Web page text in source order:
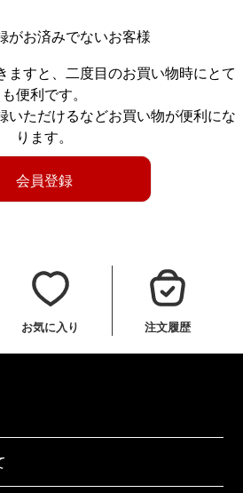
がお済みでないお客様
ますと、二度目のお買い物時にとて
も便利です。
いただけるなどお買い物が便利にな
ります。
会員登録
お気に入り 注文履歴